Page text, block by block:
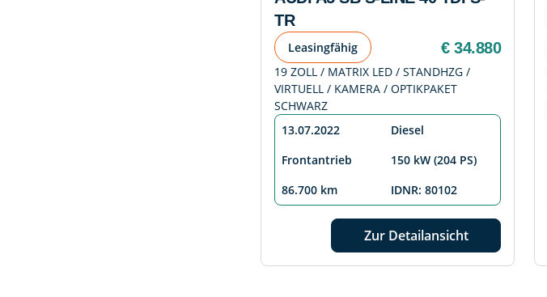
TR
Leasingfähig € 34.880
19 ZOLL / MATRIX LED / STANDHZG /
VIRTUELL / KAMERA / OPTIKPAKET
SCHWARZ
13.07.2022
Diesel
Frontantrieb
150 kW (204 PS)
86.700 km
IDNR: 80102
Zur Detailansicht